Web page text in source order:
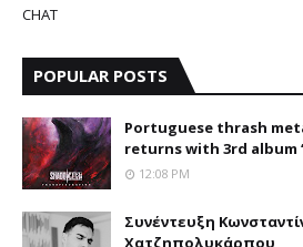
CHAT
POPULAR POSTS
Portuguese thrash
returns with 3rd
12:08 PM
Συνέντευξη
Χατζηπολυκάρπου